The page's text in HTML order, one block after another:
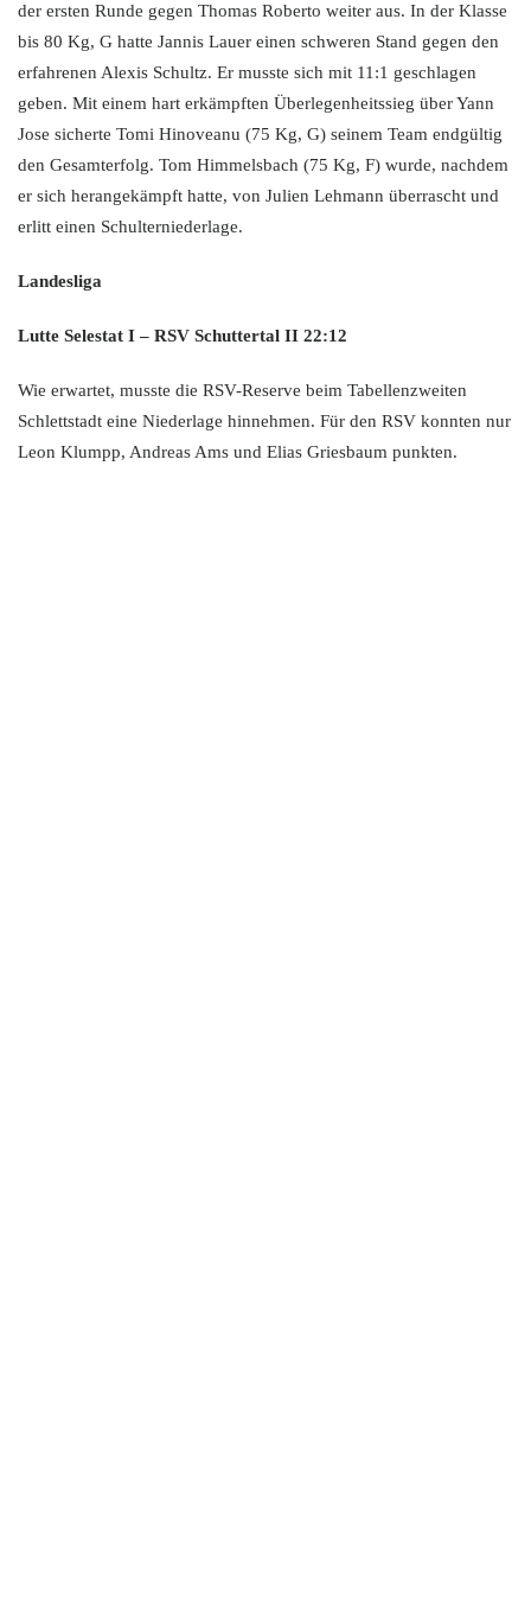
der ersten Runde gegen Thomas Roberto weiter aus. In der Klasse
bis 80 Kg, G hatte Jannis Lauer einen schweren Stand gegen den
erfahrenen Alexis Schultz. Er musste sich mit 11:1 geschlagen
geben. Mit einem hart erkämpften Überlegenheitssieg über Yann
Jose sicherte Tomi Hinoveanu (75 Kg, G) seinem Team endgültig
den Gesamterfolg. Tom Himmelsbach (75 Kg, F) wurde, nachdem
er sich herangekämpft hatte, von Julien Lehmann überrascht und
erlitt einen Schulterniederlage.
Landesliga
Lutte Selestat I – RSV Schuttertal II 22:12
Wie erwartet, musste die RSV-Reserve beim Tabellenzweiten
Schlettstadt eine Niederlage hinnehmen. Für den RSV konnten nur
Leon Klumpp, Andreas Ams und Elias Griesbaum punkten.